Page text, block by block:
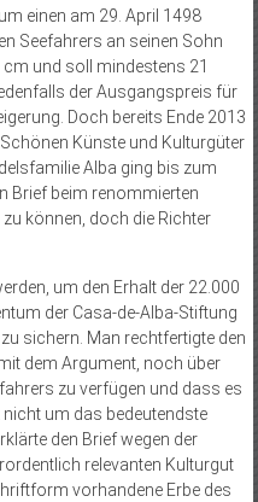
einen am 29. April 1498
Seefahrers an seinen Sohn
und soll mindestens 21
der Ausgangspreis für
Doch bereits Ende 2013
Künste und Kulturgüter
Alba ging bis zum
Brief beim renommierten
können, doch die Richter
um den Erhalt der 22.000
der Casa-de-Alba-Stiftung
sichern. Man rechtfertigte den
dem Argument, noch über
zu verfügen und dass es
um das bedeutendste
den Brief wegen der
relevanten Kulturgut
vorhandene Erbe des